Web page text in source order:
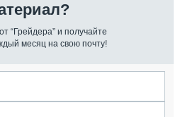
“Грейдера” и получайте
месяц на свою почту!